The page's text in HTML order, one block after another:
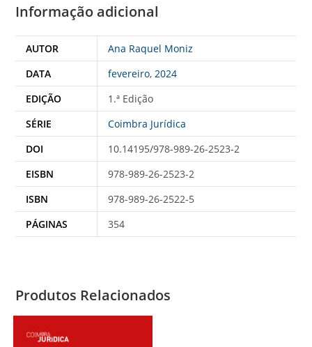
Informação adicional
AUTOR
Ana Raquel Moniz
DATA
fevereiro, 2024
EDIÇÃO
1.ª Edição
SÉRIE
Coimbra Jurídica
DOI
10.14195/978-989-26-2523-2
EISBN
978-989-26-2523-2
ISBN
978-989-26-2522-5
PÁGINAS
354
Produtos Relacionados